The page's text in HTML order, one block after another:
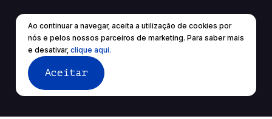
Ao continuar a navegar, aceita a utilização de cookies por
nós e pelos nossos parceiros de marketing. Para saber mais
e desativar, clique aqui.
Aceitar
BR ▼
© 2026 Todos os direitos reservados.
Termos de Serviço